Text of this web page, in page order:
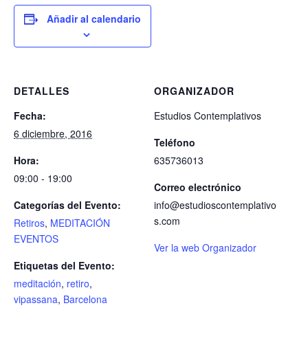
Añadir al calendario
DETALLES
Fecha:
6 diciembre, 2016
Hora:
09:00 - 19:00
Categorías del Evento:
Retiros, MEDITACIÓN
EVENTOS
Etiquetas del Evento:
meditación, retiro,
vipassana, Barcelona
ORGANIZADOR
Estudios Contemplativos
Teléfono
635736013
Correo electrónico
info@estudioscontemplativo
s.com
Ver la web Organizador